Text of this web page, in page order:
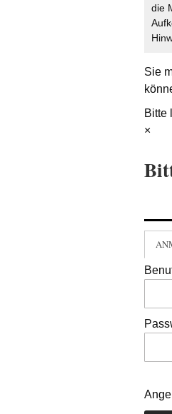
die
Sie
Bitte
×